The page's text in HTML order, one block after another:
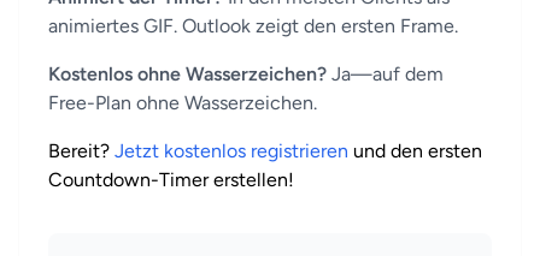
animiertes GIF. Outlook zeigt den ersten Frame.
Kostenlos ohne Wasserzeichen? Ja—auf dem
Free-Plan ohne Wasserzeichen.
Bereit? Jetzt kostenlos registrieren und den ersten
Countdown-Timer erstellen!